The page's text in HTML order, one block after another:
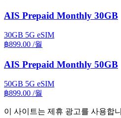
AIS Prepaid Monthly 30GB
30GB 5G eSIM
฿899.00 /월
AIS Prepaid Monthly 50GB
50GB 5G eSIM
฿899.00 /월
이 사이트는 제휴 광고를 사용합